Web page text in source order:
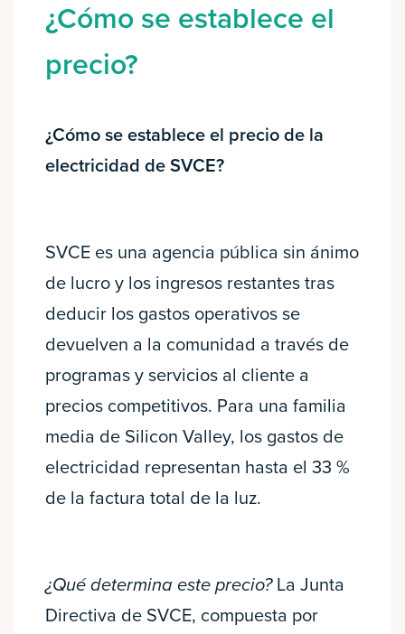
¿Cómo se establece el
precio?
¿Cómo se establece el precio de la
electricidad de SVCE?
SVCE es una agencia pública sin ánimo
de lucro y los ingresos restantes tras
deducir los gastos operativos se
devuelven a la comunidad a través de
programas y servicios al cliente a
precios competitivos. Para una familia
media de Silicon Valley, los gastos de
electricidad representan hasta el 33 %
de la factura total de la luz.
¿Qué determina este precio?La Junta
Directiva de SVCE, compuesta por